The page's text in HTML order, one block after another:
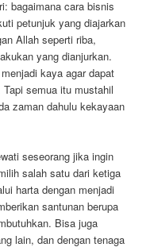
bagaimana cara bisnis
petunjuk yang diajarkan
Allah seperti riba,
yang dianjurkan.
kaya agar dapat
semua itu mustahil
zaman dahulu kekayaan
seseorang jika ingin
salah satu dari ketiga
harta dengan menjadi
santunan berupa
Bisa juga
lain, dan dengan tenaga